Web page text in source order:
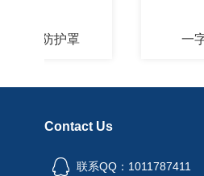
防护罩 一字型
Contact Us
联系QQ：1011787411